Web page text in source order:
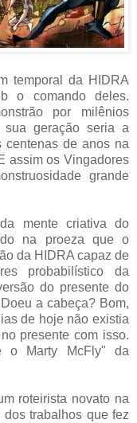
temporal da HIDRA
o comando deles.
por milênios
sua geração seria a
centenas de anos na
assim os Vingadores
grande
mente criativa do
na proeza que o
da HIDRA capaz de
probabilístico da
do presente do
a cabeça? Bom,
de hoje não existia
presente com isso.
o Marty McFly" da
roteirista novato na
trabalhos que fez